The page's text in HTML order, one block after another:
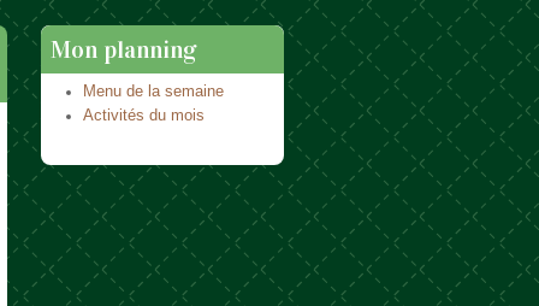
Mon planning
Menu de la semaine
Activités du mois